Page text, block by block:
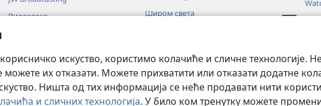
искуство, користимо колачиће и сличне технологије.
их отказати. Можете прихватити или отказати додатне
Ништа од тих информација се неће продавати нити
и сличних технологија. У било ком тренутку можете
Видеотека
Драмско читање Светог писма
Широм света
прозор)